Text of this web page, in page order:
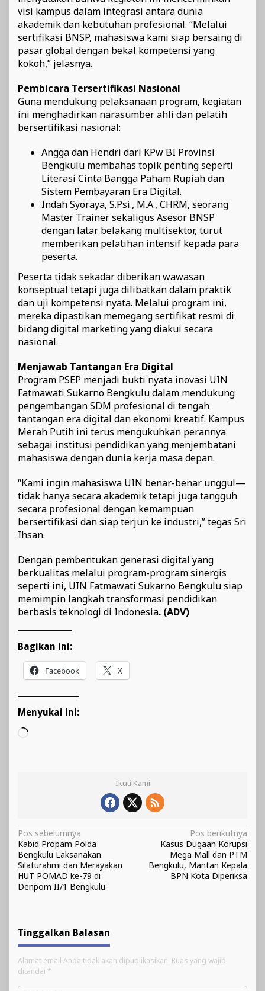
visi kampus dalam integrasi antara dunia
akademik dan kebutuhan profesional. “Melalui
sertifikasi BNSP, mahasiswa kami siap bersaing di
pasar global dengan bekal kompetensi yang
kokoh,” jelasnya.
Pembicara Tersertifikasi Nasional
Guna mendukung pelaksanaan program, kegiatan
ini menghadirkan narasumber ahli dan pelatih
bersertifikasi nasional:
Angga dan Hendri dari KPw BI Provinsi
Bengkulu membahas topik penting seperti
Literasi Cinta Bangga Paham Rupiah dan
Sistem Pembayaran Era Digital.
Indah Syoraya, S.Psi., M.A., CHRM, seorang
Master Trainer sekaligus Asesor BNSP
dengan latar belakang multisektor, turut
memberikan pelatihan intensif kepada para
peserta.
Peserta tidak sekadar diberikan wawasan
konseptual tetapi juga dilibatkan dalam praktik
dan uji kompetensi nyata. Melalui program ini,
mereka dipastikan memegang sertifikat resmi di
bidang digital marketing yang diakui secara
nasional.
Menjawab Tantangan Era Digital
Program PSEP menjadi bukti nyata inovasi UIN
Fatmawati Sukarno Bengkulu dalam mendukung
pengembangan SDM profesional di tengah
tantangan era digital dan ekonomi kreatif. Kampus
Merah Putih ini terus mengukuhkan perannya
sebagai institusi pendidikan yang menjembatani
mahasiswa dengan dunia kerja masa depan.
“Kami ingin mahasiswa UIN benar-benar unggul—
tidak hanya secara akademik tetapi juga tangguh
secara profesional dengan kemampuan
bersertifikasi dan siap terjun ke industri,” tegas Sri
Ihsan.
Dengan pembentukan generasi digital yang
berkualitas melalui program-program sinergis
seperti ini, UIN Fatmawati Sukarno Bengkulu siap
memimpin langkah transformasi pendidikan
berbasis teknologi di Indonesia. (ADV)
Bagikan ini:
Facebook X
Menyukai ini:
Memuat...
Ikuti Kami
Navigasi
pos
Pos sebelumnya
Kabid Propam Polda
Bengkulu Laksanakan
Silaturahmi dan Merayakan
HUT POMAD ke-79 di
Denpom II/1 Bengkulu
Pos berikutnya
Kasus Dugaan Korupsi
Mega Mall dan PTM
Bengkulu, Mantan Kepala
BPN Kota Diperiksa
Tinggalkan Balasan
Alamat email Anda tidak akan dipublikasikan. Ruas yang wajib
ditandai *